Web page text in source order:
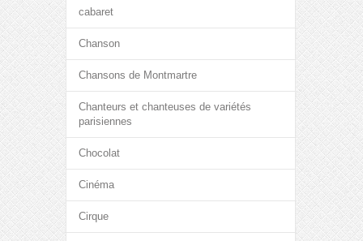
cabaret
Chanson
Chansons de Montmartre
Chanteurs et chanteuses de variétés
parisiennes
Chocolat
Cinéma
Cirque